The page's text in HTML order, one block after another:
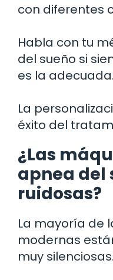
con diferentes
Habla con tu
del sueño si
es la adecuada.
La
éxito del
¿Las
apnea del
ruidosas?
La mayoría de
modernas
muy silenciosas.